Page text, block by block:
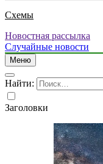
Схемы
Новостная рассылка
Случайные новости
Меню
Найти:
Заголовки